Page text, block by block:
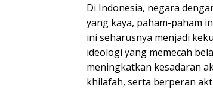
Di Indonesia, negara
yang kaya, paham-paham
ini seharusnya menjadi
ideologi yang memecah
meningkatkan kesadaran
khilafah, serta berperan